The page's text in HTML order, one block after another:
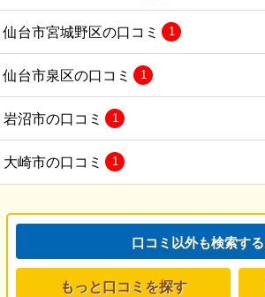
仙台市宮城野区の口コミ 1
仙台市泉区の口コミ 1
岩沼市の口コミ 1
大崎市の口コミ 1
口コミ以外も検索する
もっと口コミを探す